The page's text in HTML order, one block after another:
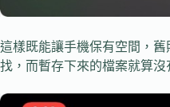
這樣既能讓手機保有空間，
找，而暫存下來的檔案就算沒